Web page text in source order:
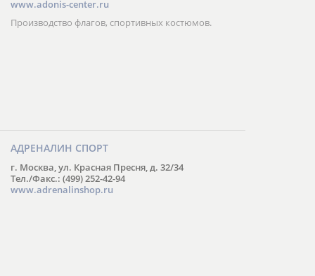
www.adonis-center.ru
Производство флагов, спортивных костюмов.
АДРЕНАЛИН СПОРТ
г. Москва, ул. Красная Пресня, д. 32/34
Тел./Факс.: (499) 252-42-94
www.adrenalinshop.ru